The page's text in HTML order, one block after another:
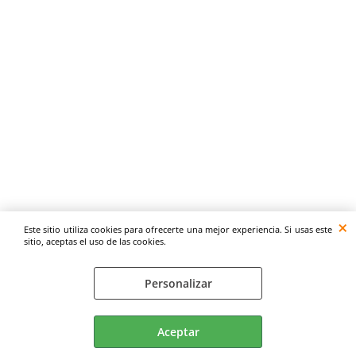
Este sitio utiliza cookies para ofrecerte una mejor experiencia. Si usas este
sitio, aceptas el uso de las cookies.
Personalizar
Aceptar